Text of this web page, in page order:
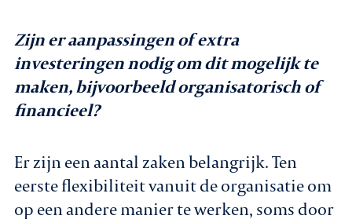
Zijn er aanpassingen of extra
investeringen nodig om dit mogelijk te
maken, bijvoorbeeld organisatorisch of
financieel?
Er zijn een aantal zaken belangrijk. Ten
eerste flexibiliteit vanuit de organisatie om
op een andere manier te werken, soms door